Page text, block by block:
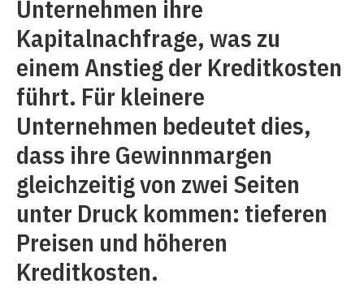
Unternehmen ihre
Kapitalnachfrage, was zu
einem Anstieg der Kreditkosten
führt. Für kleinere
Unternehmen bedeutet dies,
dass ihre Gewinnmargen
gleichzeitig von zwei Seiten
unter Druck kommen: tieferen
Preisen und höheren
Kreditkosten.